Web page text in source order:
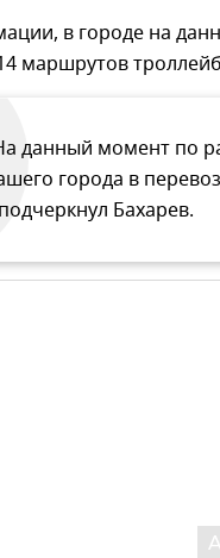
в городе на
маршрутов
данный момент по
города в
Бахарев.